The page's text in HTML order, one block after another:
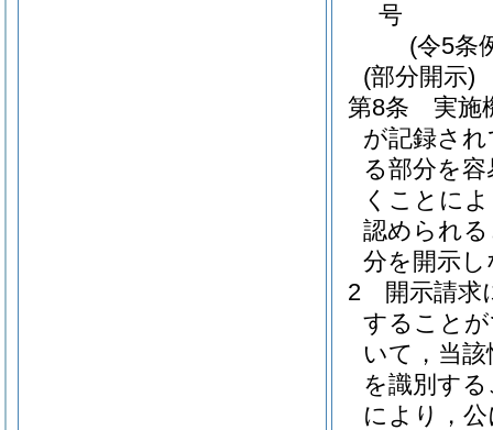
号
(令5条
(部分開示)
第8条
実施
が記録さ
る部分を
くことに
認められ
分を開示
2
開示請求
すること
いて，当
を識別す
により，